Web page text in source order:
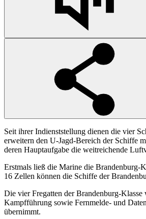
Seit ihrer Indienststellung dienen die vier
erweitern den U-Jagd-Bereich der Schiffe
deren Hauptaufgabe die weitreichende
Erstmals ließ die Marine die Brandenburg-
16 Zellen können die Schiffe der
Die vier Fregatten der Brandenburg-
Kampfführung sowie Fernmelde- und
übernimmt.